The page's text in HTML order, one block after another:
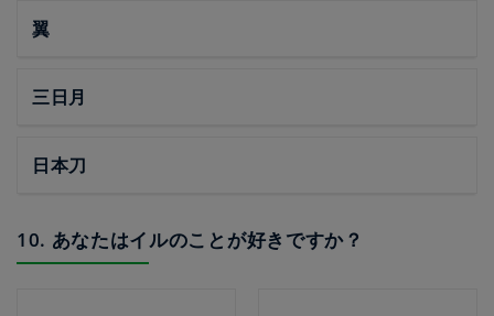
翼
三日月
日本刀
10. あなたはイルのことが好きですか？